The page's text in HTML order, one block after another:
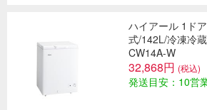
ハイアール 1ド
式/142L/冷凍冷
CW14A-W
32,868円 (税込)
発送目安：10営